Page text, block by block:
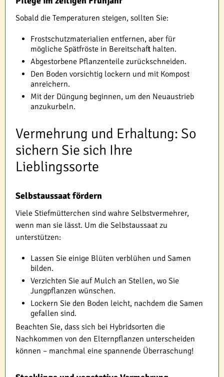
Sobald die Temperaturen steigen, sollten Sie:
Frostschutzmaterialien entfernen, aber für
mögliche Spätfröste in Bereitschaft halten.
Abgestorbene Pflanzenteile zurückschneiden.
Den Boden vorsichtig lockern und mit Kompost
anreichern.
Mit der Düngung beginnen, um den Neuaustrieb
anzukurbeln.
Vermehrung und Erhaltung: So
sichern Sie sich Ihre
Lieblingssorte
Selbstaussaat fördern
Viele Stiefmütterchen sind wahre Selbstvermehrer,
wenn man sie lässt. Um die Selbstaussaat zu
unterstützen:
Lassen Sie einige Blüten verblühen und Samen
bilden.
Verzichten Sie auf Mulch an Stellen, wo Sie
Jungpflanzen wünschen.
Lockern Sie den Boden leicht, nachdem die Samen
gefallen sind.
Beachten Sie, dass sich bei Hybridsorten die
Nachkommen von den Elternpflanzen unterscheiden
können – manchmal eine spannende Überraschung!